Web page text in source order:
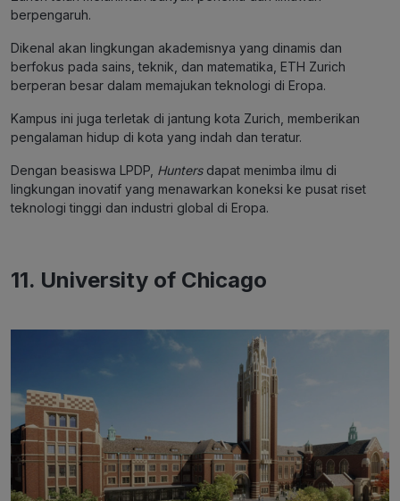
berpengaruh.
Dikenal akan lingkungan akademisnya yang dinamis dan
berfokus pada sains, teknik, dan matematika, ETH Zurich
berperan besar dalam memajukan teknologi di Eropa.
Kampus ini juga terletak di jantung kota Zurich, memberikan
pengalaman hidup di kota yang indah dan teratur.
Dengan beasiswa LPDP, Huntersdapat menimba ilmu di
lingkungan inovatif yang menawarkan koneksi ke pusat riset
teknologi tinggi dan industri global di Eropa.
11. University of Chicago